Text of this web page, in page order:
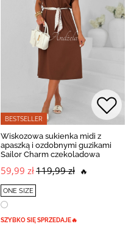
BESTSELLER
Wiskozowa sukienka midi z
apaszką i ozdobnymi guzikami
Sailor Charm czekoladowa
59,99 zł119,99 zł 🔥
ONE SIZE
SZYBKO SIĘ SPRZEDAJE🔥